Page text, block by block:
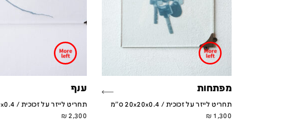
מפתחות
תחריט לייזר על זכוכית / 20x20x0.4 ס''מ
1,300
₪
ענף
תחריט לייזר על זכוכית / 15x50x0.4 ס''מ
2,300
₪